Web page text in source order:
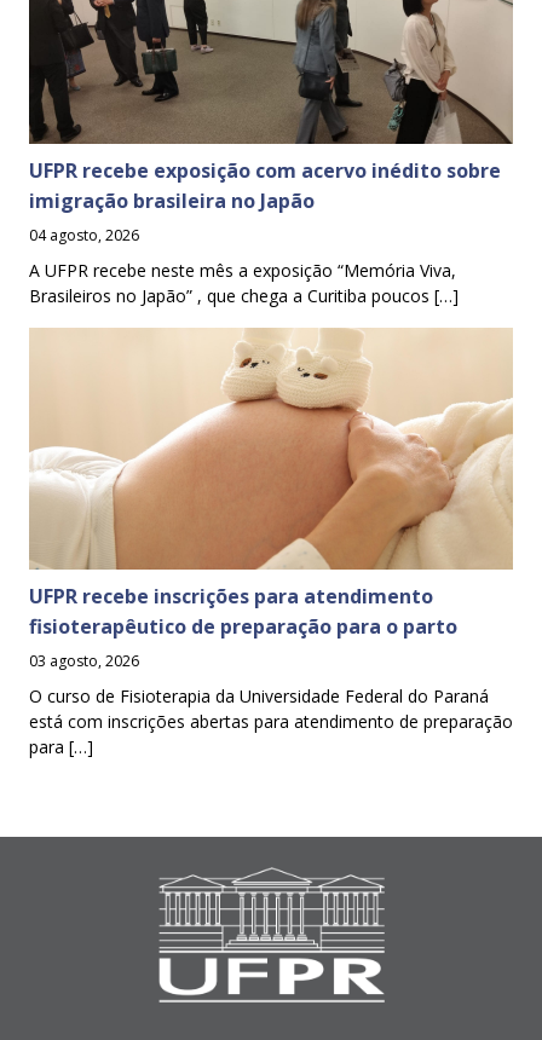
UFPR recebe exposição com acervo inédito sobre
imigração brasileira no Japão
04 agosto, 2026
A UFPR recebe neste mês a exposição “Memória Viva,
Brasileiros no Japão” , que chega a Curitiba poucos […]
UFPR recebe inscrições para atendimento
fisioterapêutico de preparação para o parto
03 agosto, 2026
O curso de Fisioterapia da Universidade Federal do Paraná
está com inscrições abertas para atendimento de preparação
para […]